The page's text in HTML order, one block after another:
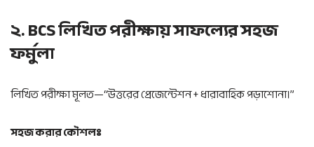
২. BCS লিখিত পরীক্ষায় সাফল্যের সহজ
ফর্মুলা
লিখিত পরীক্ষা মূলত—“উত্তরের প্রেজেন্টেশন + ধারাবাহিক পড়াশোনা।”
সহজ করার কৌশলঃ